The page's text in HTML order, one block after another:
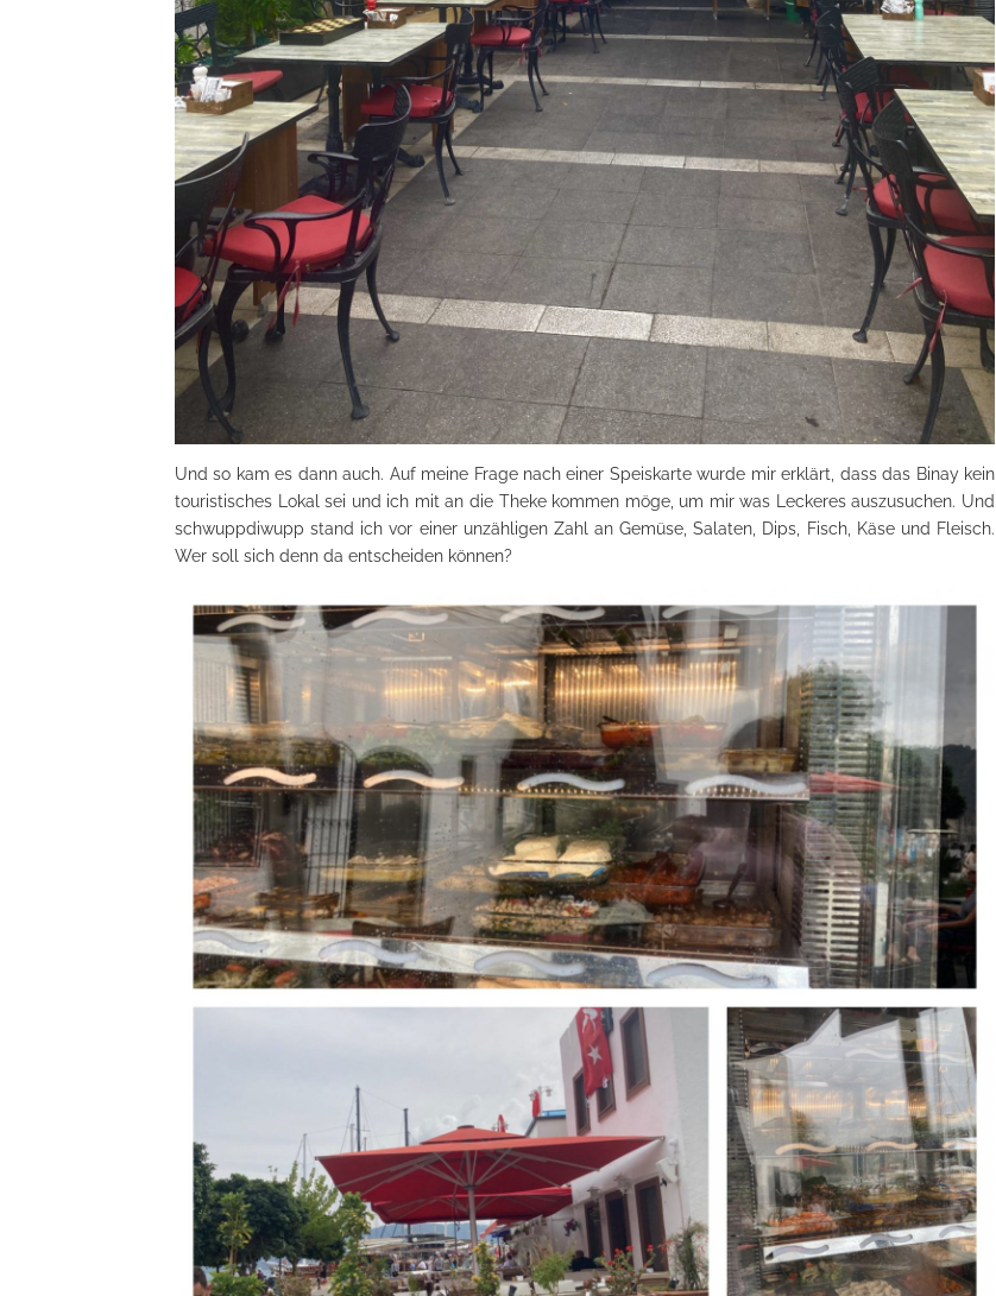
Und so kam es dann auch. Auf meine Frage nach einer Speiskarte wurde mir erklärt, dass das Binay kein
touristisches Lokal sei und ich mit an die Theke kommen möge, um mir was Leckeres auszusuchen. Und
schwuppdiwupp stand ich vor einer unzähligen Zahl an Gemüse, Salaten, Dips, Fisch, Käse und Fleisch.
Wer soll sich denn da entscheiden können?